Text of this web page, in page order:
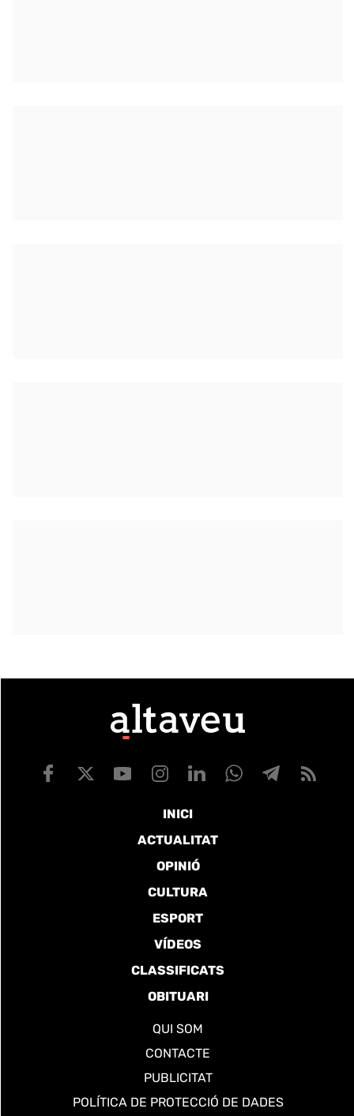
INICI
ACTUALITAT
OPINIÓ
CULTURA
ESPORT
VÍDEOS
CLASSIFICATS
OBITUARI
QUI SOM
CONTACTE
PUBLICITAT
POLÍTICA DE PROTECCIÓ DE DADES